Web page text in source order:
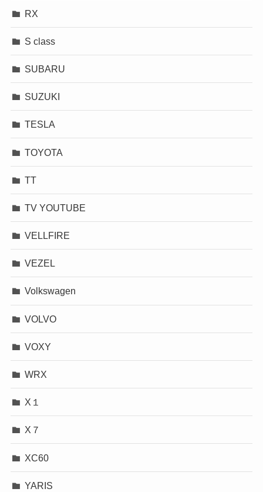
RX
S class
SUBARU
SUZUKI
TESLA
TOYOTA
TT
TV YOUTUBE
VELLFIRE
VEZEL
Volkswagen
VOLVO
VOXY
WRX
X１
X７
XC60
YARIS